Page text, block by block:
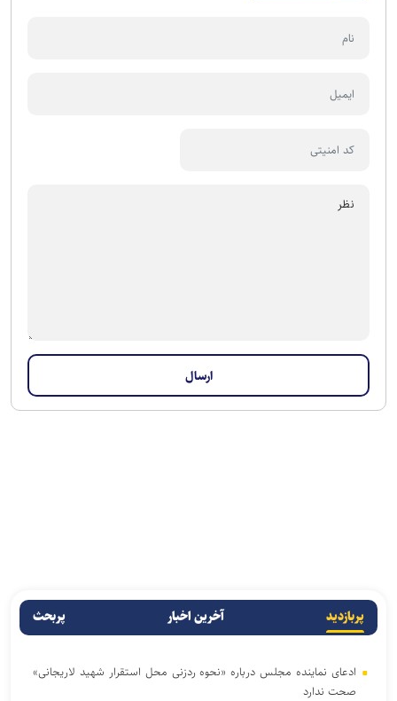
پربازدید آخرین اخبار پربحث
ادعای نماینده مجلس درباره «نحوه ردزنی محل استقرار شهید لاریجانی»
صحت ندارد